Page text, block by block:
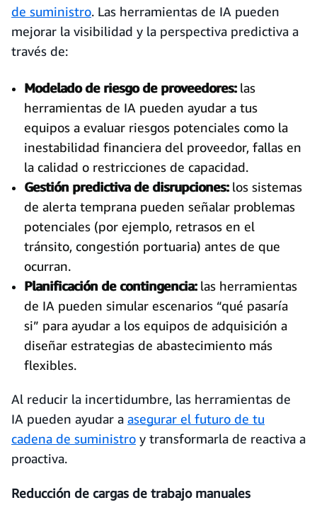
de suministro. Las herramientas de IA pueden
mejorar la visibilidad y la perspectiva predictiva a
través de:
Modelado de riesgo de proveedores:las
herramientas de IA pueden ayudar a tus
equipos a evaluar riesgos potenciales como la
inestabilidad financiera del proveedor, fallas en
la calidad o restricciones de capacidad.
Gestión predictiva de disrupciones:los sistemas
de alerta temprana pueden señalar problemas
potenciales (por ejemplo, retrasos en el
tránsito, congestión portuaria) antes de que
ocurran.
Planificación de contingencia:las herramientas
de IA pueden simular escenarios “qué pasaría
si” para ayudar a los equipos de adquisición a
diseñar estrategias de abastecimiento más
flexibles.
Al reducir la incertidumbre, las herramientas de
IA pueden ayudar a asegurar el futuro de tu
cadena de suministro y transformarla de reactiva a
proactiva.
Reducción de cargas de trabajo manuales